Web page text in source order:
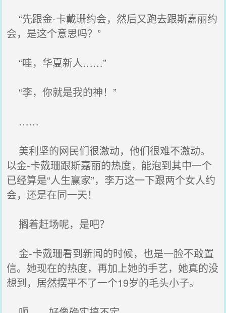
“先跟金-卡戴珊约会，然后又跑去跟斯嘉丽约
会，是这个意思吗？”
“哇，华夏新人……”
“李，你就是我的神！”
……
美利坚的网民们很激动，他们很难不激动。
以金-卡戴珊跟斯嘉丽的热度，能泡到其中一个
已经算是“人生赢家”，李万这一下跟两个女人约
会，还是在同一天！
搁着赶场呢，是吧？
金-卡戴珊看到新闻的时候，也是一脸不敢置
信。她现在的热度，再加上她的手艺，她真的没
想到，居然摆平不了一个19岁的毛头小子。